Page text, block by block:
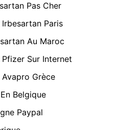
Pas Cher
Paris
Au Maroc
Sur Internet
Grèce
Belgique
Paypal